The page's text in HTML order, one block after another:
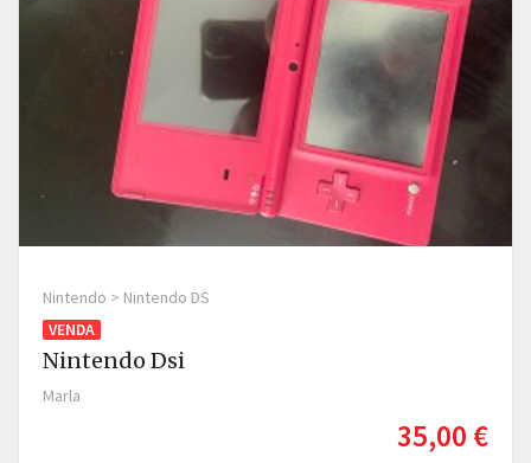
Nintendo > Nintendo DS
VENDA
Nintendo Dsi
Marla
35,00 €